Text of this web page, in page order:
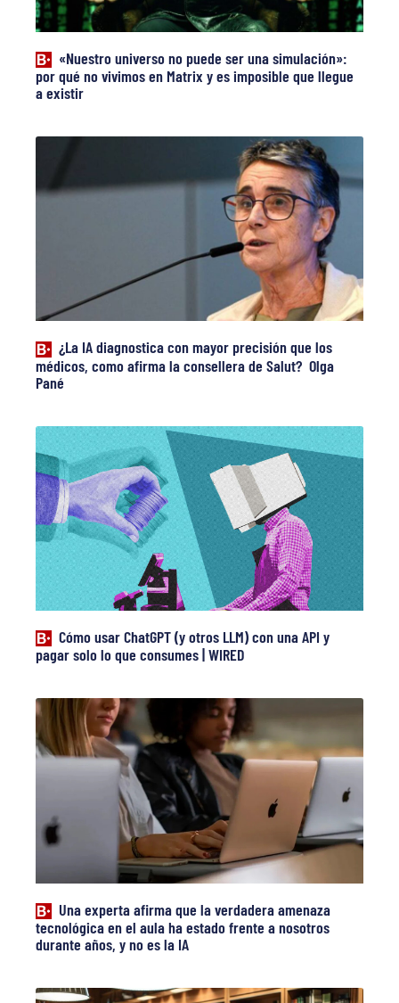
«Nuestro universo no puede ser una simulación»:
por qué no vivimos en Matrix y es imposible que llegue
a existir
¿La IA diagnostica con mayor precisión que los
médicos, como afirma la consellera de Salut? Olga
Pané
Cómo usar ChatGPT (y otros LLM) con una API y
pagar solo lo que consumes | WIRED
Una experta afirma que la verdadera amenaza
tecnológica en el aula ha estado frente a nosotros
durante años, y no es la IA